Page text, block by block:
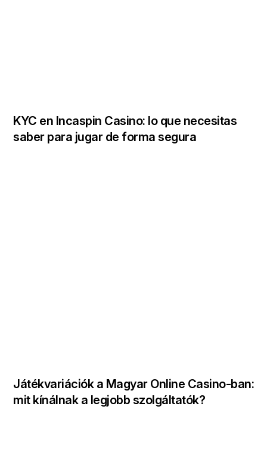
KYC en Incaspin Casino: lo que necesitas
saber para jugar de forma segura
Játékvariációk a Magyar Online Casino-ban:
mit kínálnak a legjobb szolgáltatók?